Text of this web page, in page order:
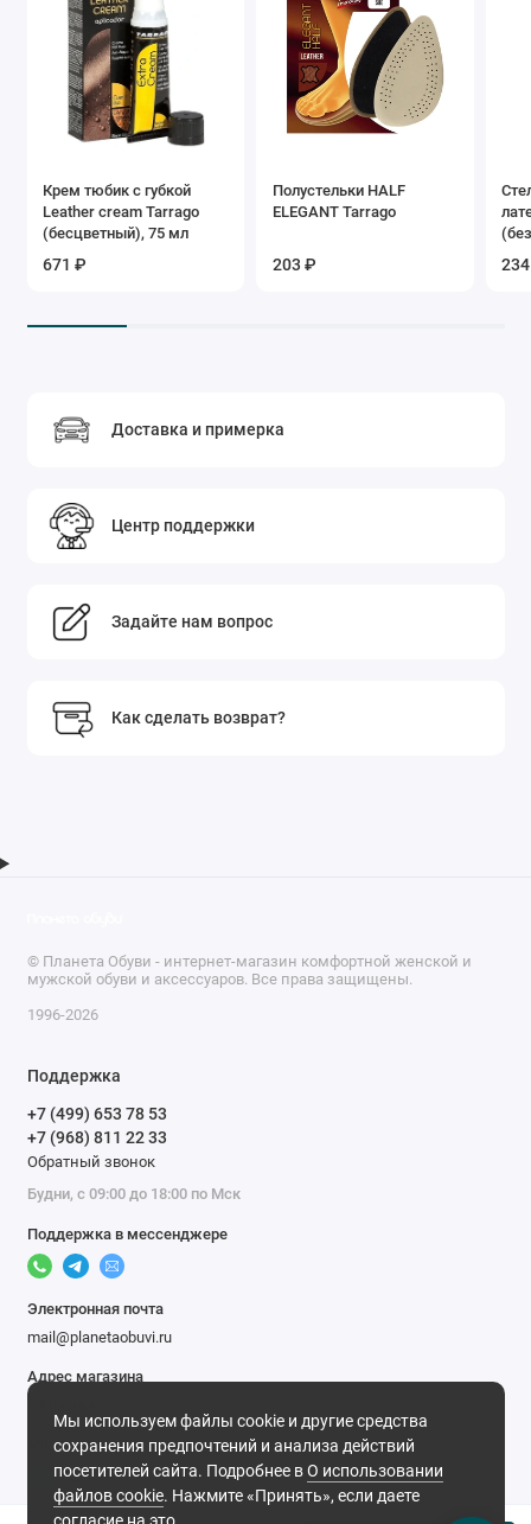
Крем тюбик с губкой
Leather cream Tarrago
(бесцветный), 75 мл
671 ₽
Полустельки HALF
ELEGANT Tarrago
203 ₽
Доставка и примерка
Центр поддержки
Задайте нам вопрос
Как сделать возврат?
Мы используем файлы cookie и другие средства
сохранения предпочтений и анализа действий
посетителей сайта. Подробнее вО использовании
файлов cookie. Нажмите «Принять», если даете
© Планета Обуви - интернет-магазин комфортной женской и
мужской обуви и аксессуаров. Все права защищены.
1996-2026
Поддержка
+7 (499) 653 78 53
+7 (968) 811 22 33
Обратный звонок
Будни, с 09:00 до 18:00 по Мск
Поддержка в мессенджере
Электронная почта
mail@planetaobuvi.ru
Адрес магазина
Мы в сети